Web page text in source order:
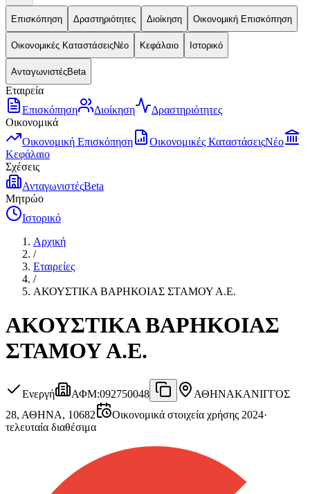
Επισκόπηση Δραστηριότητες Διοίκηση Οικονομική Επισκόπηση
Οικονομικές ΚαταστάσειςΝέο Κεφάλαιο Ιστορικό
ΑνταγωνιστέςBeta
Εταιρεία
Επισκόπηση
Διοίκηση
Δραστηριότητες
Οικονομικά
Οικονομική Επισκόπηση
Οικονομικές ΚαταστάσειςΝέο
Κεφάλαιο
Σχέσεις
ΑνταγωνιστέςBeta
Μητρώο
Ιστορικό
Αρχική
/
Εταιρείες
/
ΑΚΟΥΣΤΙΚΑ ΒΑΡΗΚΟΙΑΣ ΣΤΑΜΟΥ Α.Ε.
ΑΚΟΥΣΤΙΚΑ ΒΑΡΗΚΟΙΑΣ
ΣΤΑΜΟΥ Α.Ε.
Ενεργή ΑΦΜ:092750048 ΑΘΗΝΑΚΑΝΙΓΓΟΣ
28, ΑΘΗΝΑ, 10682
Οικονομικά στοιχεία χρήσης 2024·
τελευταία διαθέσιμα